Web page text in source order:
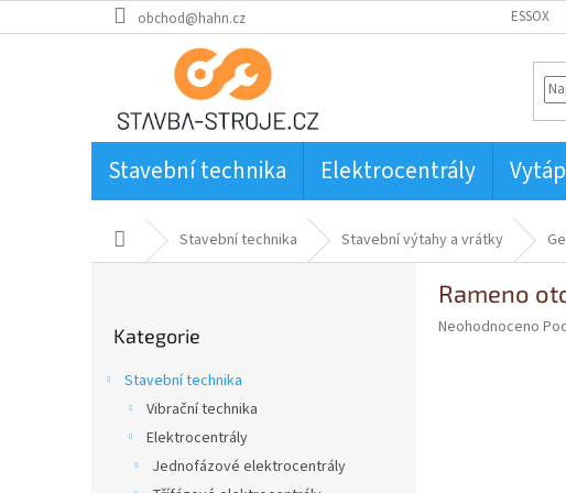
na
obchod@hahn.cz ESSOX
Stavební technika Elektrocentrály
Domů Stavební technika Stavební výtahy a vrátky
kategorie
Kategorie
Stavební technika
Vibrační technika
Elektrocentrály
Jednofázové elektrocentrály
Rameno
Průměrné
Neohodnoceno